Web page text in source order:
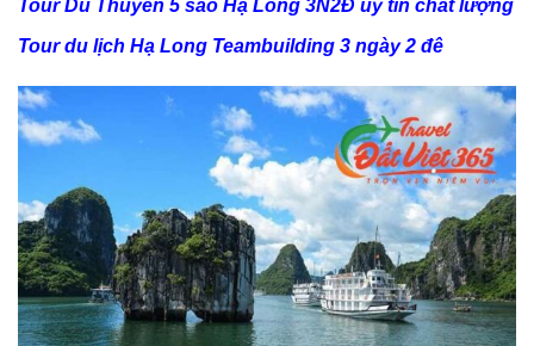
Tour Du Thuyền 5 sao Hạ Long 3N2Đ uy tín chất lượng
Tour du lịch Hạ Long Teambuilding 3 ngày 2 đê